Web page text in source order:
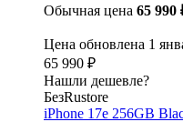
Обычная цена 65 990
Цена обновлена 1
65 990 ₽
Нашли дешевле?
БезRustore
iPhone 17e 256GB